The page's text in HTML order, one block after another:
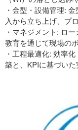
・金型・設備管理:
入から立ち上げ、プ
・マネジメント: ロ
教育を通じて現場の
・工程最適化: 効率
築と、KPIに基づいた